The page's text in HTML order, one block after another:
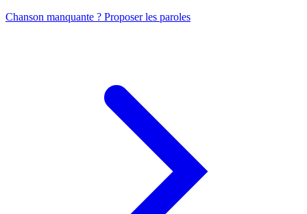
Chanson manquante ? Proposer les paroles